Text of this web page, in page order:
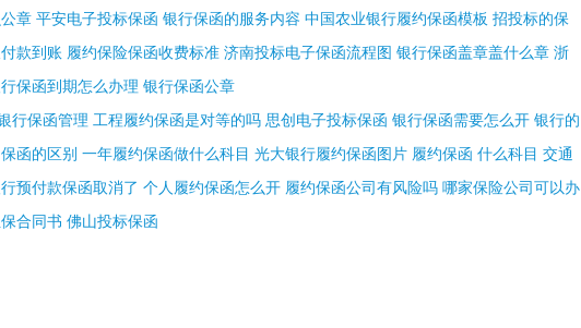
章 平安电子投标保函 银行保函的服务内容 中国农业银行履约保函模板 招投标的保
款到账 履约保险保函收费标准 济南投标电子保函流程图 银行保函盖章盖什么章 浙
保函到期怎么办理 银行保函公章
行保函管理 工程履约保函是对等的吗 思创电子投标保函 银行保函需要怎么开 银行的
函的区别 一年履约保函做什么科目 光大银行履约保函图片 履约保函 什么科目 交通
预付款保函取消了 个人履约保函怎么开 履约保函公司有风险吗 哪家保险公司可以办
合同书 佛山投标保函